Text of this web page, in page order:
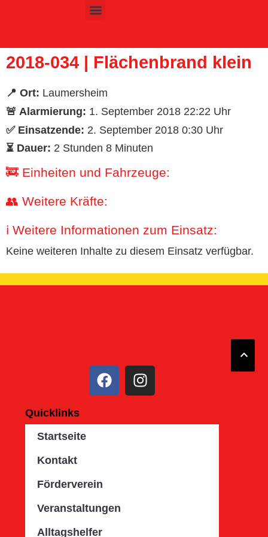
2018-034 | Flächenbrand klein
📍 Ort: Laumersheim
🚨 Alarmierung: 1. September 2018 22:22 Uhr
✅ Einsatzende: 2. September 2018 0:30 Uhr
⏳ Dauer: 2 Stunden 8 Minuten
🚒 Einheiten und Fahrzeuge:
👥 Weitere Kräfte:
ℹ️ Weitere Informationen zum Einsatz:
Keine weiteren Inhalte zu diesem Einsatz verfügbar.
Quicklinks
Startseite
Kontakt
Förderverein
Veranstaltungen
Alltagshelfer